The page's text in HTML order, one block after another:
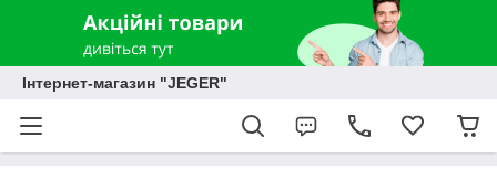
Інтернет-магазин "JEGER"